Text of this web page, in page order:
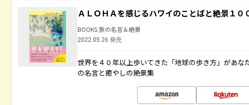
ＡＬＯＨＡを感じるハワイのことばと絶景１０
BOOKS 旅の名言＆絶景
2022.05.26 発売
世界を４０年以上歩いてきた「地球の歩き方」があな
の名言と癒やしの絶景集